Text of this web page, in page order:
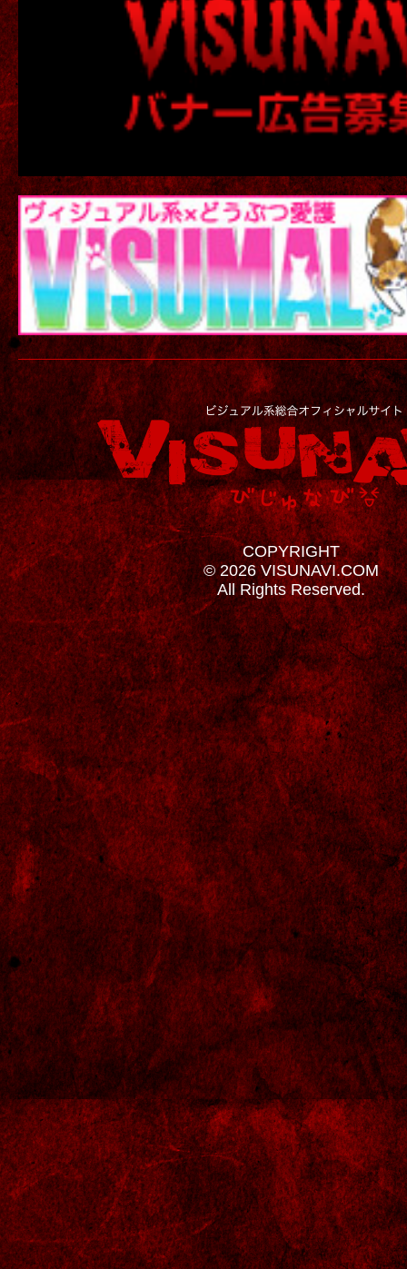
COPYRIGHT
© 2026 VISUNAVI.COM
All Rights Reserved.